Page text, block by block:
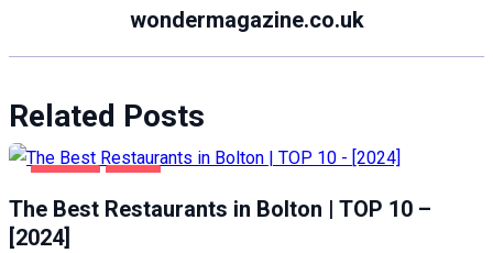
wondermagazine.co.uk
Related Posts
The Best Restaurants in Bolton | TOP 10 –
[2024]